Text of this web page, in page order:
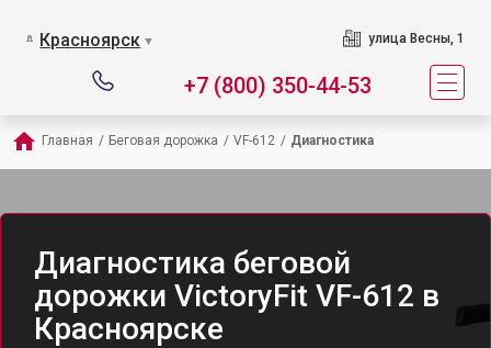
Красноярск ▼ улица Весны, 1
+7 (800) 350-44-53
Главная / Беговая дорожка / VF-612 / Диагностика
Диагностика беговой
дорожки VictoryFit VF-612 в
Красноярске